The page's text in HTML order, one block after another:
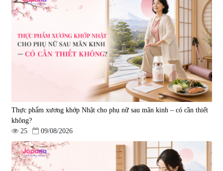
Sleepy Nhật Bản 80 viên
điều trị đột quỵ Biken Kinase
Gold 60 viên
|0
1.570.000 đ
Thực phẩm xương khớp Nhật cho phụ nữ sau mãn kinh – có cần thiết
không?
25
09/08/2026